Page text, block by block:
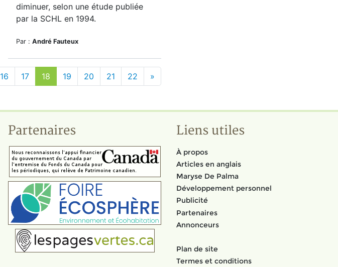
diminuer, selon une étude publiée
par la SCHL en 1994.
Par : André Fauteux
16 17 18 19 20 21 22 »
Partenaires Liens utiles
À propos
Articles en anglais
Maryse De Palma
Développement personnel
Publicité
Partenaires
Annonceurs
Plan de site
Termes et conditions